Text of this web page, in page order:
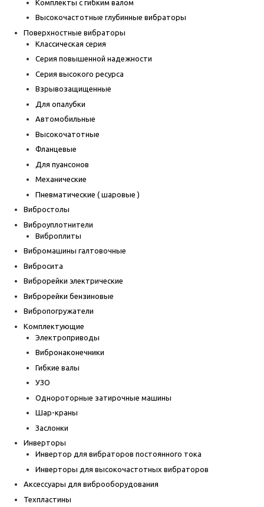
Комплекты с гибким валом
Высокочастотные глубинные вибраторы
Поверхностные вибраторы
Классическая серия
Серия повышенной надежности
Серия высокого ресурса
Взрывозащищенные
Для опалубки
Автомобильные
Высокочатотные
Фланцевые
Для пуансонов
Механические
Пневматические ( шаровые )
Вибростолы
Виброуплотнители
Виброплиты
Вибромашины галтовочные
Вибросита
Виброрейки электрические
Виброрейки бензиновые
Вибропогружатели
Комплектующие
Электроприводы
Вибронаконечники
Гибкие валы
УЗО
Однороторные затирочные машины
Шар-краны
Заслонки
Инверторы
Инвертор для вибраторов постоянного тока
Инверторы для высокочастотных вибраторов
Аксессуары для виброоборудования
Техпластины